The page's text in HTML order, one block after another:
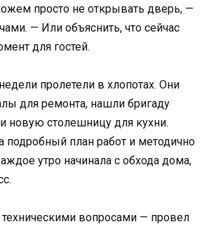
просто не открывать дверь, —
— Или объяснить, что сейчас
для гостей.
пролетели в хлопотах. Они
для ремонта, нашли бригаду
новую столешницу для кухни.
подробный план работ и методично
утро начинала с обхода дома,
вопросами — провел